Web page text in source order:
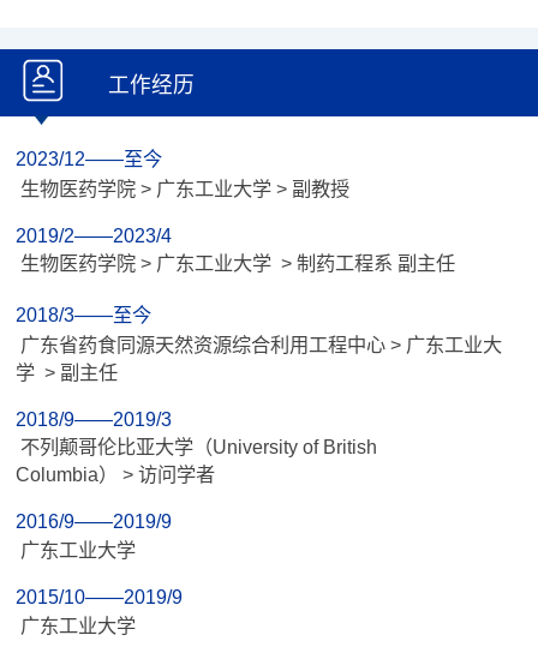
工作经历
2023/12——至今
生物医药学院 > 广东工业大学 > 副教授
2019/2——2023/4
生物医药学院 > 广东工业大学 > 制药工程系 副主任
2018/3——至今
广东省药食同源天然资源综合利用工程中心 > 广东工业大
学 > 副主任
2018/9——2019/3
不列颠哥伦比亚大学（University of British
Columbia） > 访问学者
2016/9——2019/9
广东工业大学
2015/10——2019/9
广东工业大学